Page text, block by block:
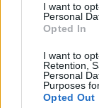
I want to
Personal
Opted In
I want to
Retention,
Personal
Purposes
Opted Out
LATEST NEWS
Μήπως
στη ζωή μας;
SUPER LEAGUE